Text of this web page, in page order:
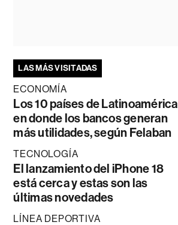
LAS MÁS VISITADAS
ECONOMÍA
Los 10 países de Latinoamérica
en donde los bancos generan
más utilidades, según Felaban
TECNOLOGÍA
El lanzamiento del iPhone 18
está cerca y estas son las
últimas novedades
LÍNEA DEPORTIVA